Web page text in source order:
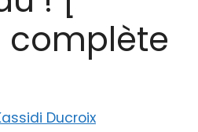
complète
Ducroix